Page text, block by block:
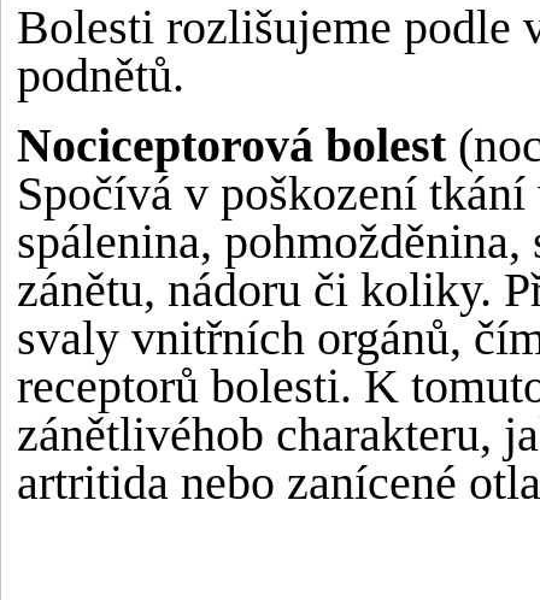
Bolesti rozlišujeme
podnětů.
Nociceptorová bolest
Spočívá v poškození
spálenina,
zánětu, nádoru či koliky.
svaly vnitřních orgánů,
receptorů bolesti. K
zánětlivéhob charakteru,
artritida nebo zanícené